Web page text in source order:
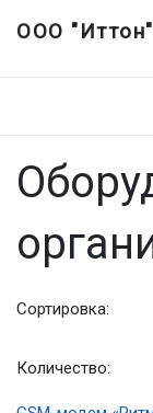
ООО
Сортировка:
Количество: